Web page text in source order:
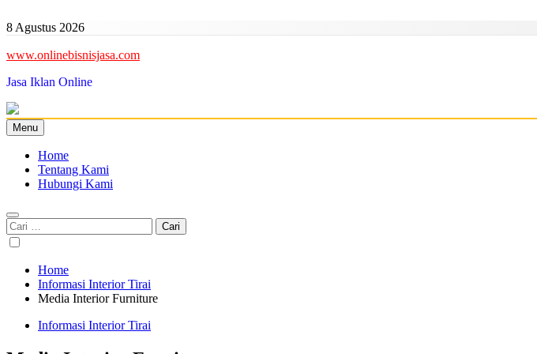
to
8 Agustus 2026
www.onlinebisnisjasa.com
Jasa Iklan Online
Menu
Home
Tentang Kami
Hubungi Kami
Cari
untuk:
Home
Informasi Interior Tirai
Media Interior Furniture
Informasi Interior Tirai